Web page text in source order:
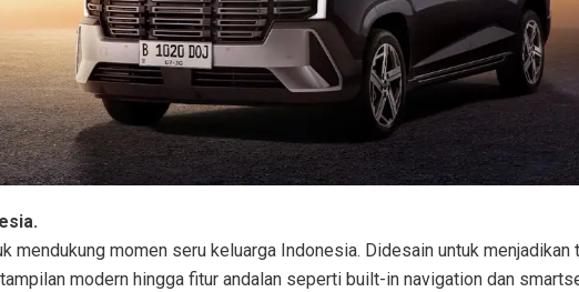
mendukung momen seru keluarga Indonesia. Didesain untuk menjadikan
modern hingga fitur andalan seperti built-in navigation dan